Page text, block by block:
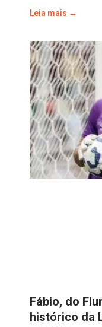
Leia mais →
Fábio, do
histórico da